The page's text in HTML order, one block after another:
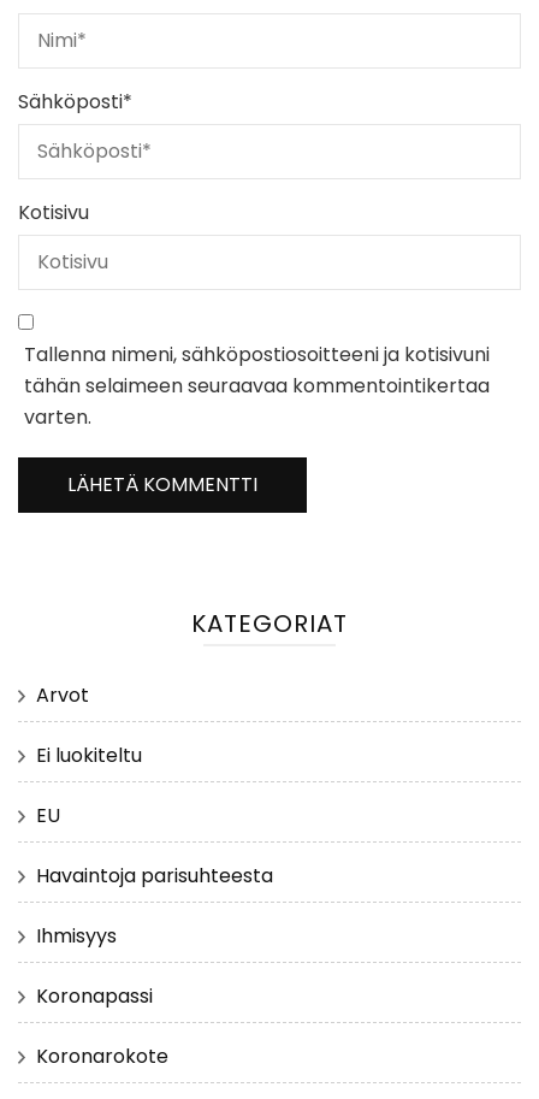
Sähköposti*
Kotisivu
Tallenna nimeni, sähköpostiosoitteeni ja kotisivuni
tähän selaimeen seuraavaa kommentointikertaa
varten.
KATEGORIAT
Arvot
Ei luokiteltu
EU
Havaintoja parisuhteesta
Ihmisyys
Koronapassi
Koronarokote